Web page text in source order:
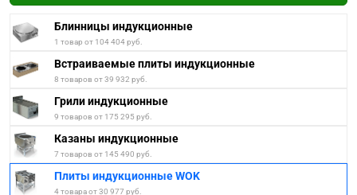
Блинницы индукционные
1 товар от 104 404 руб.
Встраиваемые плиты индукционные
8 товаров от 39 932 руб.
Грили индукционные
9 товаров от 175 295 руб.
Казаны индукционные
7 товаров от 145 490 руб.
Плиты индукционные WOK
4 товара от 30 977 руб.